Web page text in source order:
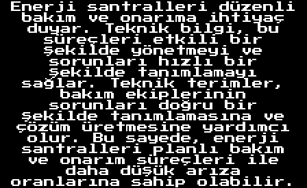
Enerji santralleri düzenli
bakım ve onarıma ihtiyaç
duyar. Teknik bilgi, bu
süreçleri etkili bir
şekilde yönetmeyi ve
sorunları hızlı bir
şekilde tanımlamayı
sağlar. Teknik terimler,
bakım ekiplerinin
sorunları doğru bir
şekilde tanımlamasına ve
çözüm üretmesine yardımcı
olur. Bu sayede, enerji
santralleri planlı bakım
ve onarım süreçleri ile
daha düşük arıza
oranlarına sahip olabilir.